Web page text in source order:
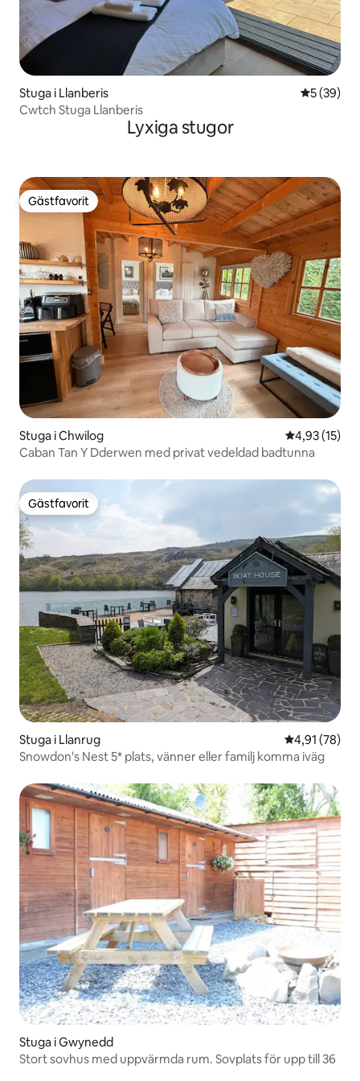
Stuga i Llanberis 5 av 5 i
5 (39)
Cwtch Stuga Llanberis
Lyxiga stugor
Gästfavorit
Gästfavorit
Stuga i Chwilog 4,93 av 5 i
4,93 (15)
Caban Tan Y Dderwen med privat vedeldad badtunna
Gästfavorit
Gästfavorit
Stuga i Llanrug 4,91 av 5 i
4,91 (78)
Snowdon's Nest 5* plats, vänner eller familj komma iväg
Stuga i Gwynedd
Stort sovhus med uppvärmda rum. Sovplats för upp till 36